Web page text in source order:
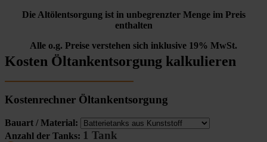
Die Altölentsorgung ist in unbegrenzter Menge im Preis
enthalten
Alle o.g. Preise verstehen sich inklusive 19% MwSt.
Kosten Öltankentsorgung kalkulieren
Kostenrechner Öltankentsorgung
Bauart / Material:
Anzahl der Tanks: 1 Tank